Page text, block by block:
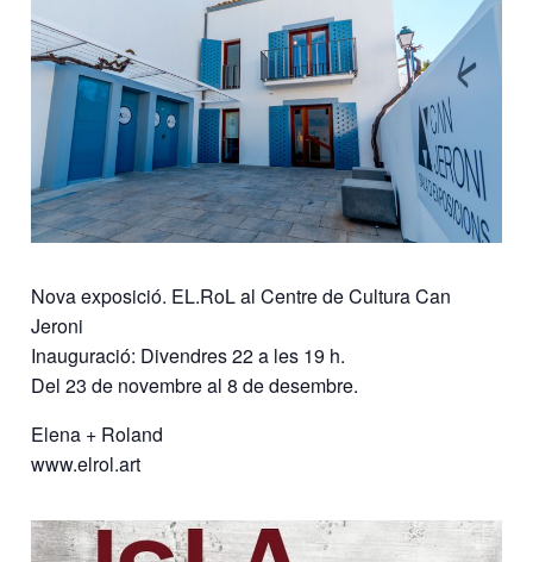
Nova exposició. EL.RoL al Centre de Cultura Can
Jeroni
Inauguració: Divendres 22 a les 19 h.
Del 23 de novembre al 8 de desembre.
Elena + Roland
www.elrol.art